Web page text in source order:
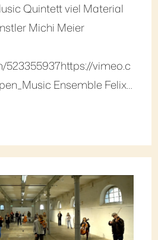
Quintett viel Material
Michi Meier
523355937https://vimeo.c
Ensemble Felix…